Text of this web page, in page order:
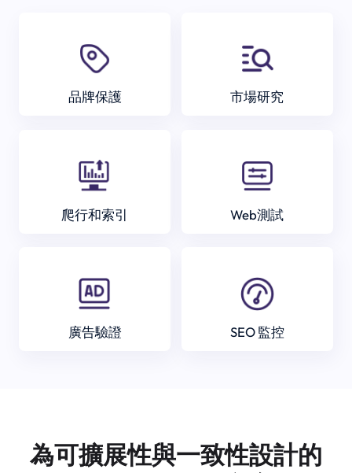
品牌保護 市場研究
爬行和索引 Web測試
廣告驗證 SEO 監控
為可擴展性與一致性設計的